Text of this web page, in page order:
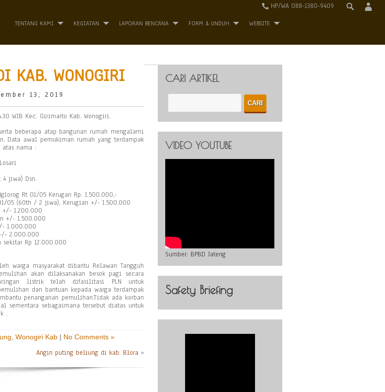
HP/WA 088-1380-9409
TENTANG KAMI KEGIATAN LAPORAN BENCANA FORM & UNDUH WEBSITE
KAB. WONOGIRI
13, 2019
WIB Kec. Girimarto Kab. Wonogiri.
beberapa atap bangunan rumah mengalami
Data awal pemukiman rumah yang terdampak
nama :
jiwa) Dsn.
Rt 01/05 Kerugan Rp. 1.500.000,-
05 (60th / 2 jiwa), Kerugian +/- 1.500.000
+/- 1.200.000
+/- 1.500.000
1.000.000
2.000.000
Rp 12.000.000
warga masyarakat dibantu Relawan Tangguh
akan dilaksanakan besok pagi secara
listrik telah difasilitasi PLN untuk
dan bantuan kepada warga terdampak
penanganan pemulihan.Tidak ada korban
sebagaimana tersebut diatas untuk
.
Wonogiri Kab | No Comments »
Angin puting beliung di kab. Blora »
CARI ARTIKEL
VIDEO YOUTUBE
Sumber: BPBD Jateng
Safety Briefing